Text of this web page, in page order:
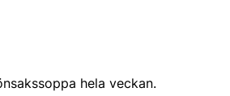
hela veckan.